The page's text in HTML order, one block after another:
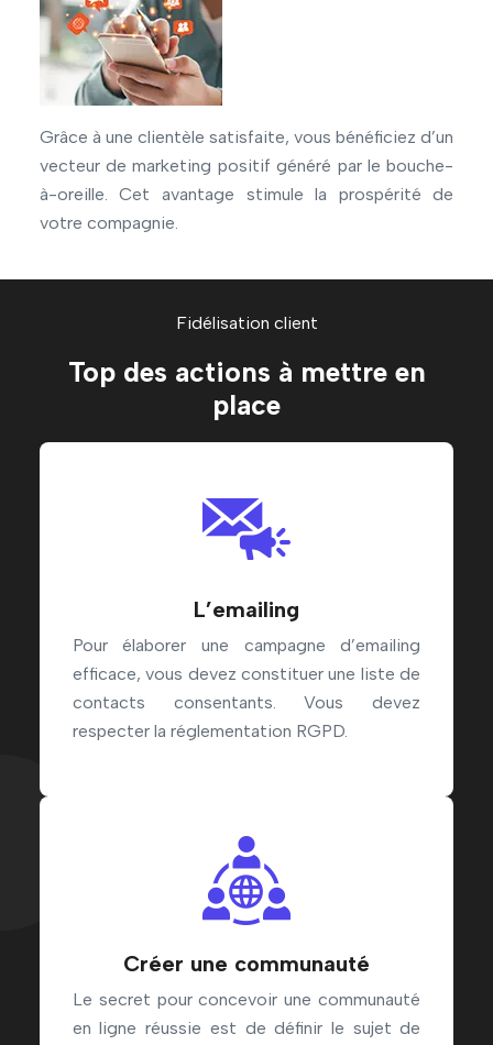
Grâce à une clientèle satisfaite, vous bénéficiez d’un
vecteur de marketing positif généré par le bouche-
à-oreille. Cet avantage stimule la prospérité de
votre compagnie.
Fidélisation client
Top des actions à mettre en
place
L’emailing
Pour élaborer une campagne d’emailing
efficace, vous devez constituer une liste de
contacts consentants. Vous devez
respecter la réglementation RGPD.
Créer une communauté
Le secret pour concevoir une communauté
en ligne réussie est de définir le sujet de